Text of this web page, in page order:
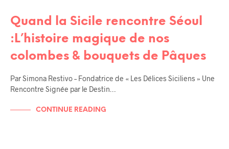
Quand la Sicile rencontre Séoul
:L’histoire magique de nos
colombes & bouquets de Pâques
Par Simona Restivo – Fondatrice de « Les Délices Siciliens » Une
Rencontre Signée par le Destin…
CONTINUE READING